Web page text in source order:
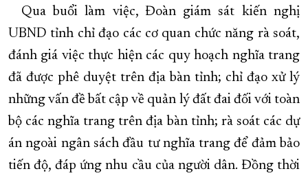
Qua buổi làm việc, Đoàn giám sát kiến nghị
UBND tỉnh chỉ đạo các cơ quan chức năng rà soát,
đánh giá việc thực hiện các quy hoạch nghĩa trang
đã được phê duyệt trên địa bàn tỉnh; chỉ đạo xử lý
những vấn đề bất cập về quản lý đất đai đối với toàn
bộ các nghĩa trang trên địa bàn tỉnh; rà soát các dự
án ngoài ngân sách đầu tư nghĩa trang để đảm bảo
tiến độ, đáp ứng nhu cầu của người dân. Đồng thời